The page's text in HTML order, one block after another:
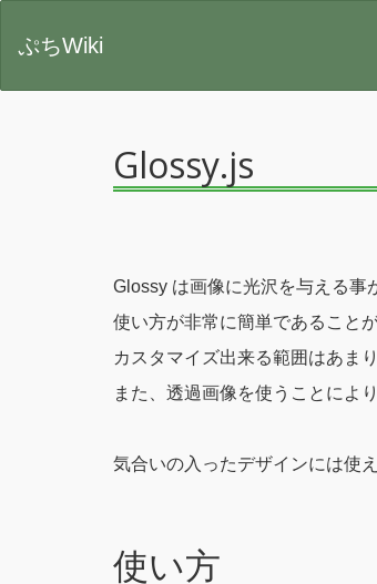
ぷちWiki
Glossy.js
Glossy は画像に光沢を与える事
使い方が非常に簡単であること
カスタマイズ出来る範囲はあま
また、透過画像を使うことによ
気合いの入ったデザインには使
使い方